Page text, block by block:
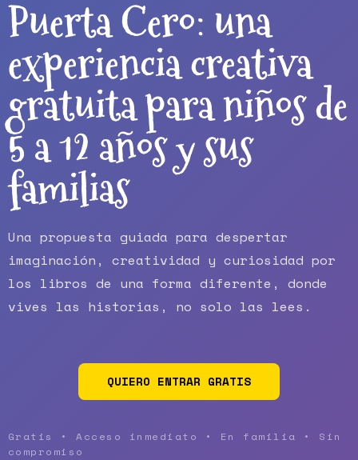
Puerta Cero: una
experiencia creativa
gratuita para niños de
5 a 12 años y sus
familias
Una propuesta guiada para despertar
imaginación, creatividad y curiosidad por
los libros de una forma diferente, donde
vives las historias, no solo las lees.
QUIERO ENTRAR GRATIS
Gratis • Acceso inmediato • En familia • Sin
compromiso